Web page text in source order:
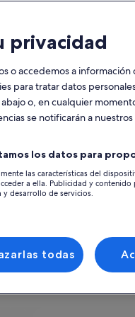
sábado
dom.domingo
9
30
lun.lunesmar.
7 8 9
21 22
28 29
privados de la
dispondréis de todos
que se ajuste a tus
privacidad
o accedemos a información
para tratar datos
o, en cualquier
se notificarán a nuestros
los datos para
las características del
a ella. Publicidad y contenido
desarrollo de servicios.
todas